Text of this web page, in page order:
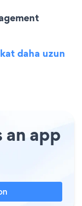
daha uzun
an app